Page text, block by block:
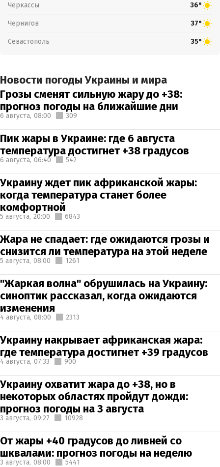
Черкассы 36°
Чернигов 37°
Севастополь 35°
Новости погоды Украины и мира
Грозы сменят сильную жару до +38:
прогноз погоды на ближайшие дни
6 августа, 08:00 309
Пик жары в Украине: где 6 августа
температура достигнет +38 градусов
6 августа, 06:40 542
Украину ждет пик африканской жары:
когда температура станет более
комфортной
5 августа, 20:00 6843
Жара не спадает: где ожидаются грозы и
снизится ли температура на этой неделе
5 августа, 08:00 1261
"Жаркая волна" обрушилась на Украину:
синоптик рассказал, когда ожидаются
изменения
4 августа, 08:00 2313
Украину накрывает африканская жара:
где температура достигнет +39 градусов
4 августа, 07:33 900
Украину охватит жара до +38, но в
некоторых областях пройдут дожди:
прогноз погоды на 3 августа
3 августа, 09:27 10928
От жары +40 градусов до ливней со
шквалами: прогноз погоды на неделю
3 августа, 08:00 5441